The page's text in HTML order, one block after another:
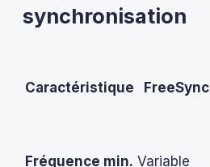
synchronisation
Caractéristique FreeSync
Fréquence min. Variable